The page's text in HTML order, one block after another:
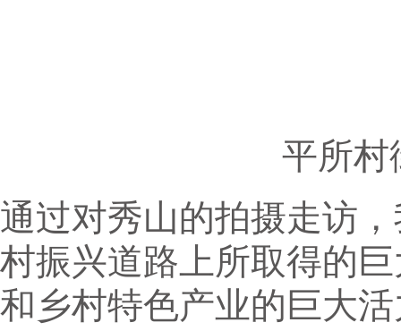
平所村
通过对秀山的拍摄走访
村振兴道路上所取得的
和乡村特色产业的巨大